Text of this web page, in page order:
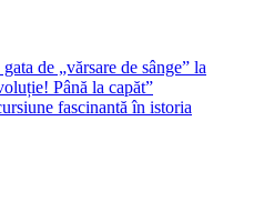
de „vărsare de sânge” la
Până la capăt”
fascinantă în istoria